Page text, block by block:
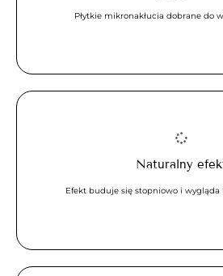
Płytkie mikronakłucia dobrane do
Naturalny
Efekt buduje się stopniowo i wygląda